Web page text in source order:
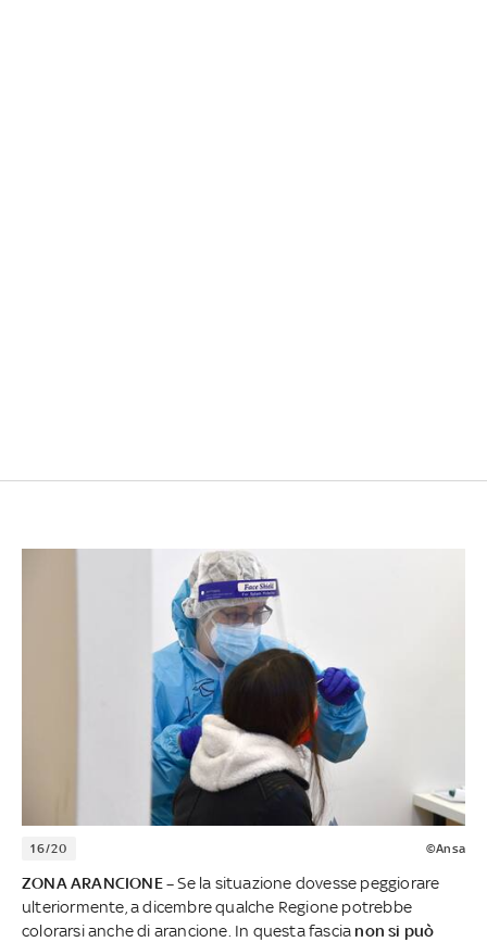
16/20 ©Ansa
ZONA ARANCIONE –Se la situazione dovesse peggiorare
ulteriormente, a dicembre qualche Regione potrebbe
colorarsi anche di arancione. In questa fascia non si può